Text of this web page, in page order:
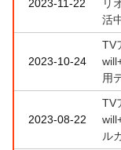
2023-11-22
リ
活
2023-10-24
TV
用
2023-08-22
TV
ル